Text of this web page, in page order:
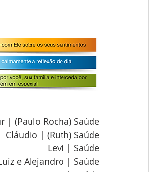
| (Paulo Rocha) Saúde
Cláudio | (Ruth) Saúde
Levi | Saúde
e Alejandro | Saúde